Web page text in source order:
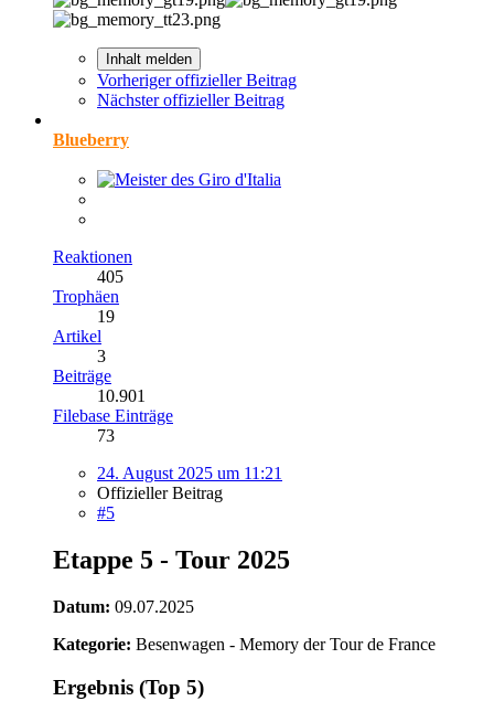
Inhalt melden
Vorheriger offizieller Beitrag
Nächster offizieller Beitrag
Blueberry
Reaktionen
405
Trophäen
19
Artikel
3
Beiträge
10.901
Filebase Einträge
73
24. August 2025 um 11:21
Offizieller Beitrag
#5
Etappe 5 - Tour 2025
Datum: 09.07.2025
Kategorie: Besenwagen - Memory der Tour de France
Ergebnis (Top 5)